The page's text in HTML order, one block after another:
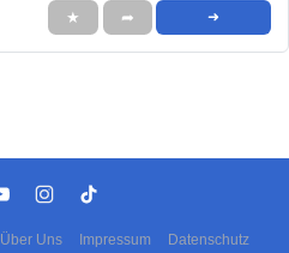
★ ➦ ➜
Über Uns Impressum Datenschutz